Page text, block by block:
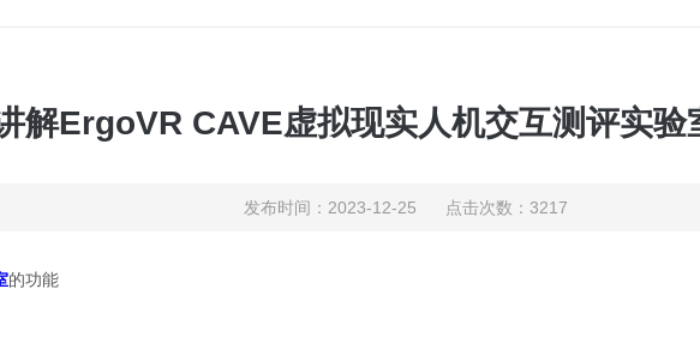
解ErgoVR CAVE虚拟现实人机交互测评实验
发布时间：2023-12-25 点击次数：3217
的功能